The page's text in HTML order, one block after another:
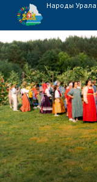
Народы Урала